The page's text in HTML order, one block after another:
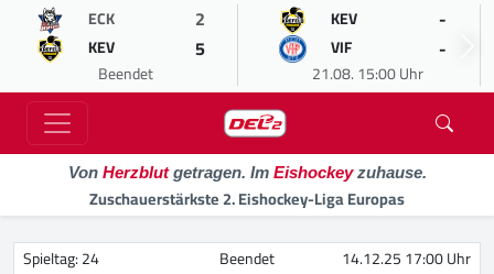
ECK 2
KEV 5
Beendet
KEV -
VIF -
21.08. 15:00 Uhr
Von Herzblutgetragen. Im Eishockeyzuhause.
Zuschauerstärkste 2. Eishockey-Liga Europas
Spieltag: 24 Beendet 14.12.25 17:00 Uhr